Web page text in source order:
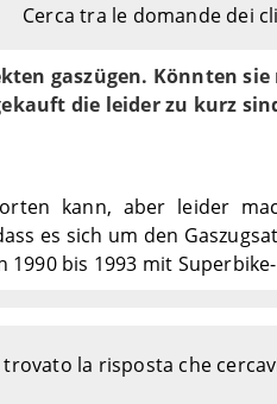
Cerca tra le domande dei
gaszügen. Könnten
die leider zu kurz
kann, aber leider
es sich um den
1990 bis 1993 mit
trovato la risposta che